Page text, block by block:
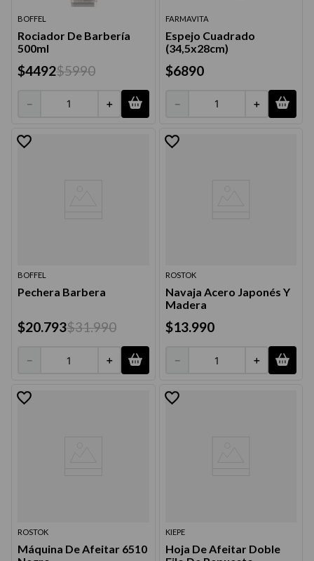
BOFFEL
Rociador De Barbería
500ml
$4492$5990
＋
－
FARMAVITA
Espejo Cuadrado
(34,5x28cm)
$6890
＋
－
BOFFEL
Pechera Barbera
$20.793$31.990
＋
－
ROSTOK
Navaja Acero Japonés Y
Madera
$13.990
＋
－
ROSTOK
Máquina De Afeitar 6510
KIEPE
Hoja De Afeitar Doble